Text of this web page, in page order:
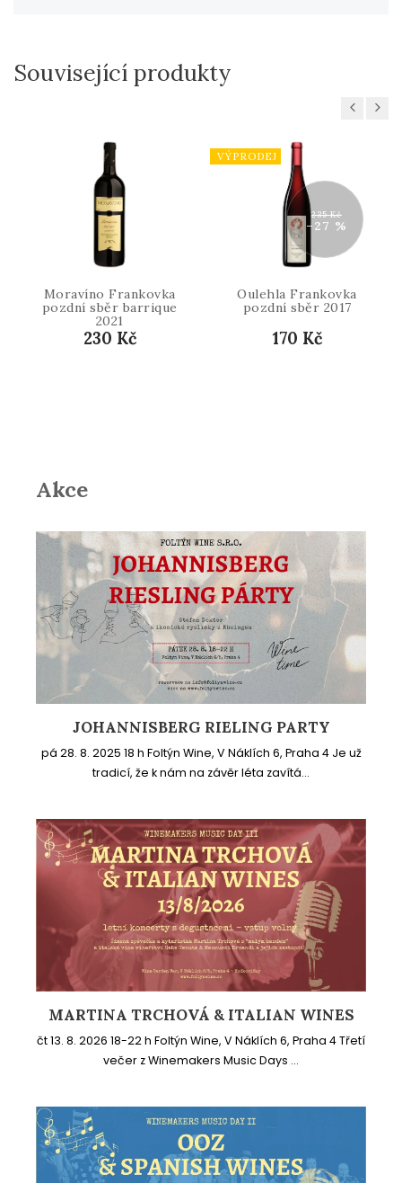
Související produkty
Previous
Moravíno Frankovka
pozdní sběr barrique
2021
230 Kč
VÝPRODEJ
235 Kč
–27 %
Oulehla Frankovka
pozdní sběr 2017
170 Kč
Next
Akce
JOHANNISBERG RIELING PARTY
pá 28. 8. 2025 18 h Foltýn Wine, V Náklích 6, Praha 4 Je už
tradicí, že k nám na závěr léta zavítá...
MARTINA TRCHOVÁ & ITALIAN WINES
čt 13. 8. 2026 18-22 h Foltýn Wine, V Náklích 6, Praha 4 Třetí
večer z Winemakers Music Days ...